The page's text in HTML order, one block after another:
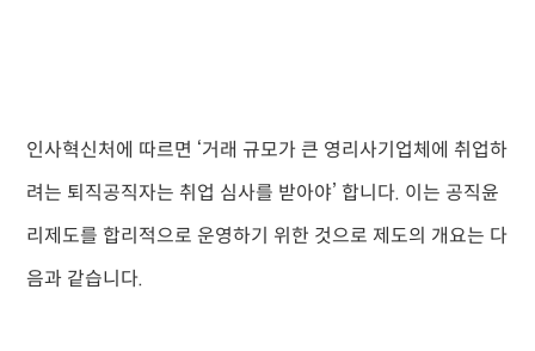
인사혁신처에 따르면 ‘거래 규모가 큰 영리사기업체에 취업하
려는 퇴직공직자는 취업 심사를 받아야’ 합니다. 이는 공직윤
리제도를 합리적으로 운영하기 위한 것으로 제도의 개요는 다
음과 같습니다.